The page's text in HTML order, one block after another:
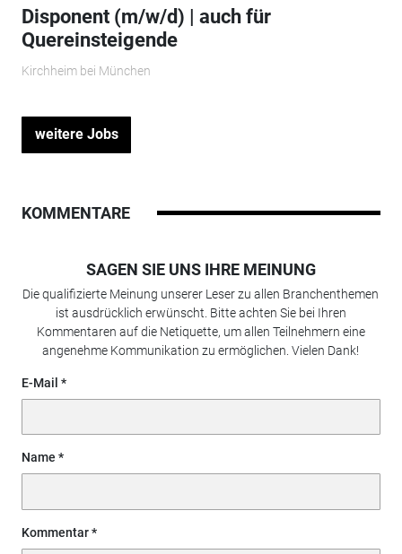
Disponent (m/w/d) | auch für
Quereinsteigende
Kirchheim bei München
weitere Jobs
KOMMENTARE
SAGEN SIE UNS IHRE MEINUNG
Die qualifizierte Meinung unserer Leser zu allen Branchenthemen
ist ausdrücklich erwünscht. Bitte achten Sie bei Ihren
Kommentaren auf die Netiquette, um allen Teilnehmern eine
angenehme Kommunikation zu ermöglichen. Vielen Dank!
E-Mail
Name
Kommentar